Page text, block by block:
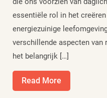
essentiële rol in het
energiezuinige
verschillende aspecten van
het belangrijk […]
Read More
More